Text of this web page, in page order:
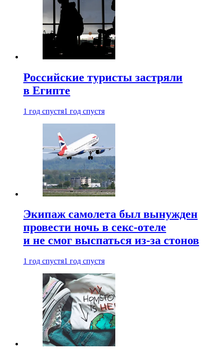
Российские туристы застряли
в Египте
1 год спустя1 год спустя
Экипаж самолета был вынужден
провести ночь в секс-отеле
и не смог выспаться из-за стонов
1 год спустя1 год спустя